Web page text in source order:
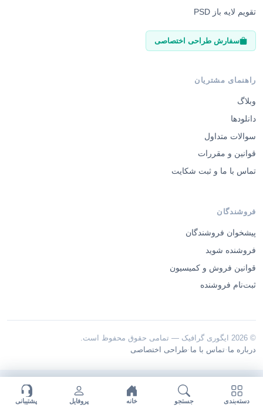
تقویم لایه باز PSD
سفارش طراحی اختصاصی
راهنمای مشتریان
وبلاگ
دانلودها
سوالات متداول
قوانین و مقررات
تماس با ما و ثبت شکایت
فروشندگان
پیشخوان فروشندگان
فروشنده شوید
قوانین فروش و کمیسیون
ثبت‌نام فروشنده
© 2026 ایگوری گرافیک — تمامی حقوق محفوظ است.
درباره ما ·تماس با ما ·طراحی اختصاصی
دسته‌بندی جستجو خانه پروفایل پشتیبانی